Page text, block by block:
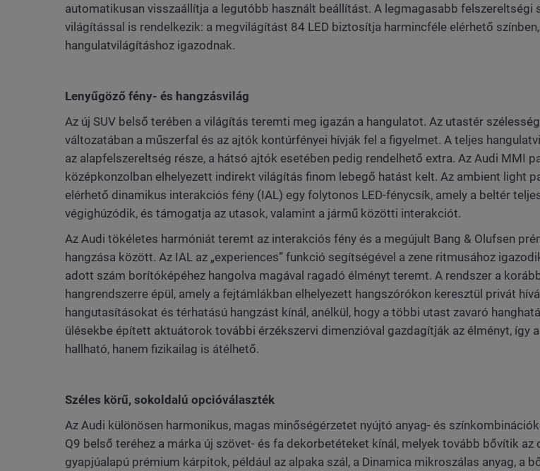
automatikusan visszaállítja a legutóbb használt beállítást. A legmagasabb felszereltségi
világítással is rendelkezik: a megvilágítást 84 LED biztosítja harmincféle elérhető
hangulatvilágításhoz igazodnak.
Lenyűgöző fény- és hangzásvilág
Az új SUV belső terében a világítás teremti meg igazán a hangulatot. Az utastér
változatában a műszerfal és az ajtók kontúrfényei hívják fel a figyelmet. A teljes
az alapfelszereltség része, a hátsó ajtók esetében pedig rendelhető extra. Az Audi MMI
középkonzolban elhelyezett indirekt világítás finom lebegő hatást kelt. Az ambient light
elérhető dinamikus interakciós fény (IAL) egy folytonos LED-fénycsík, amely a beltér
végighúzódik, és támogatja az utasok, valamint a jármű közötti interakciót.
Az Audi tökéletes harmóniát teremt az interakciós fény és a megújult Bang & Olufsen
hangzása között. Az IAL az „experiences” funkció segítségével a zene ritmusához
adott szám borítóképéhez hangolva magával ragadó élményt teremt. A rendszer a
hangrendszerre épül, amely a fejtámlákban elhelyezett hangszórókon keresztül privát
hangutasításokat és térhatású hangzást kínál, anélkül, hogy a többi utast zavaró
ülésekbe épített aktuátorok további érzékszervi dimenzióval gazdagítják az élményt, így
hallható, hanem fizikailag is átélhető.
Széles körű, sokoldalú opcióválaszték
Az Audi különösen harmonikus, magas minőségérzetet nyújtó anyag- és
Q9 belső teréhez a márka új szövet- és fa dekorbetéteket kínál, melyek tovább bővítik az
gyapjúalapú prémium kárpitok, például az alpaka szál, a Dinamica mikroszálas anyag, a